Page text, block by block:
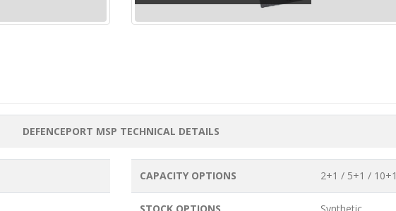
DEFENCEPORT MSP TECHNICAL DETAILS
CAPACITY OPTIONS 2+1 / 5+1 / 10+1
STOCK OPTIONS Synthetic